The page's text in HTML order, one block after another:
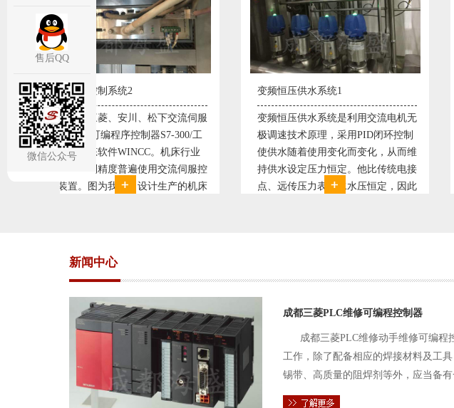
流伺服
300/工
行业
变频恒压供水系统1
变频恒压供水系统是利用交流电机无
极调速技术原理，采用PID闭环控制
使供水随着使用变化而变化，从而维
持供水设定压力恒定。他比传统电接
点、远传压力表供水水压恒定，因此
直流调速控制系统1
西门子6RA70直流驱动装置/欧陆
590P直流调速装置/可编程序控制器
S7-300，S7-400/工控机及组态软件
WINCC 冶金行业由于其控制复杂性
普遍使用直流驱动装置，图为我公司
新闻中心
成都三菱PLC维修可编程控制器
成都三菱PLC维修动手维修可编程
工作，除了配备相应的焊接材料及工
锡带、高质量的阻焊剂等外，应当备
件的电路及通信电缆。这一是由于待修
售后QQ
微信公众号